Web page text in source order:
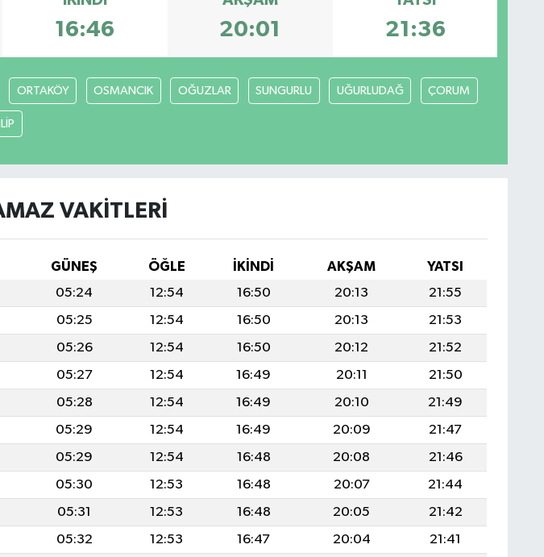
16:46 20:01 21:36
ORTAKÖY OSMANCIK OĞUZLAR SUNGURLU UĞURLUDAĞ ÇORUM
VAKITLERI
GÜNEŞ ÖĞLE İKINDI AKŞAM
YATSI
05:24 12:54 16:50 20:13
21:55
05:25 12:54 16:50 20:13
21:53
05:26 12:54 16:50 20:12
21:52
05:27 12:54 16:49 20:11
21:50
05:28 12:54 16:49 20:10
21:49
05:29 12:54 16:49 20:09
21:47
05:29 12:54 16:48 20:08
21:46
05:30 12:53 16:48 20:07
21:44
05:31 12:53 16:48 20:05
21:42
05:32 12:53 16:47 20:04
21:41